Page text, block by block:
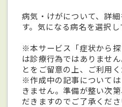
病気・けがについて、詳
す。気になる病名を選択し
※本サービス「症状から
は診療行為ではありませ
とをご留意の上、ご利用く
※作成中の記事について
きません。準備が整い次
だきますのでご了承くださ